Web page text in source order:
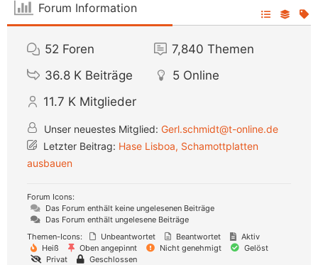
Forum Information
52 Foren 7,840 Themen
36.8 K Beiträge 5 Online
11.7 K Mitglieder
Unser neuestes Mitglied: Gerl.schmidt@t-online.de
Letzter Beitrag: Hase Lisboa, Schamottplatten
ausbauen
Forum Icons:
Das Forum enthält keine ungelesenen Beiträge
Das Forum enthält ungelesene Beiträge
Themen-Icons:
Unbeantwortet Beantwortet
Aktiv
Heiß
Oben angepinnt Nicht genehmigt
Gelöst
Privat
Geschlossen